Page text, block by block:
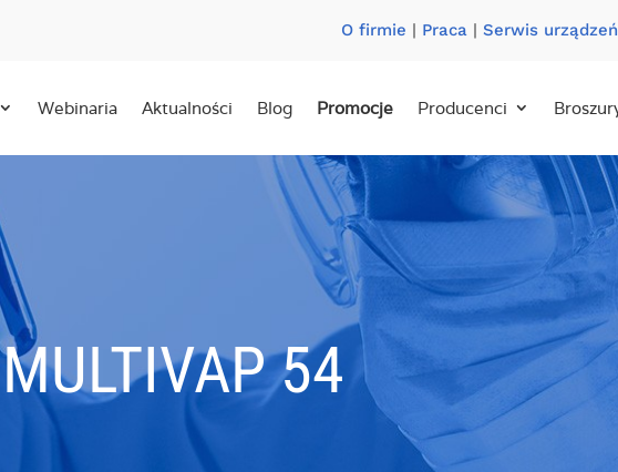
O firmie | Praca| Serwis
Webinaria Aktualności Blog Promocje Producenci
MULTIVAP 54